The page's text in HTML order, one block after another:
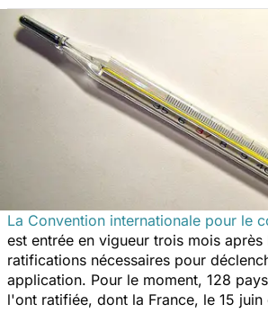
La Convention internationale pour le
est entrée en vigueur trois mois après
ratifications nécessaires pour
application. Pour le moment, 128
l'ont ratifiée, dont la France, le 15 juin